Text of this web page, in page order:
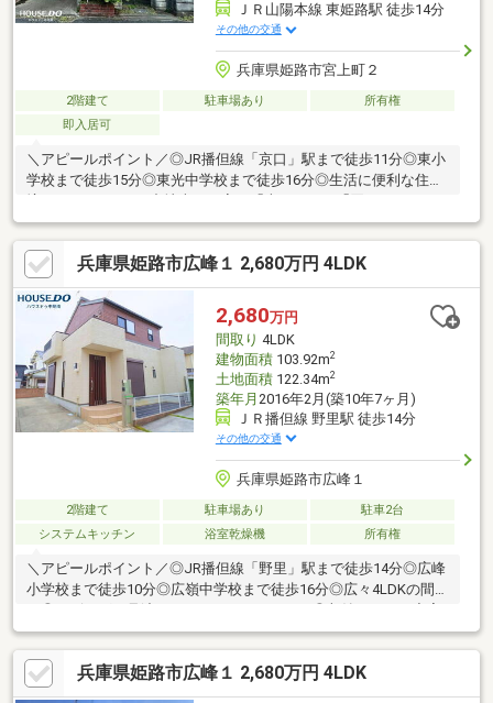
ＪＲ山陽本線 東姫路駅 徒歩14分
その他の交通
兵庫県姫路市宮上町２
2階建て 駐車場あり
所有権
即入居可
＼アピールポイント／◎JR播但線「京口」駅まで徒歩11分◎東小
学校まで徒歩15分◎東光中学校まで徒歩16分◎生活に便利な住環
いうお客様へ、豊富で鮮度の高い情報を迅速にお届けします。ロ
ーン返済計画や家計の見直し相談も可能ですので、ぜひご相談く
ださい！兵庫県姫路市広峰１ 2,680万円 4LDK
2,680万円
間取り 4LDK
建物面積103.92m2
土地面積122.34m2
築年月 2016年2月(築10年7ヶ月)
ＪＲ播但線 野里駅 徒歩14分
その他の交通
兵庫県姫路市広峰１
2階建て 駐車場あり
駐車2台
システムキッチン
浴室乾燥機 所有権
＼アピールポイント／◎JR播但線「野里」駅まで徒歩14分◎広峰
小学校まで徒歩10分◎広嶺中学校まで徒歩16分◎広々4LDKの間取
り◎リビングが見渡せるカウンターキッチン◎収納スペース充実
◎南向きで日当り良好■ハウスドゥ中地南は、家を「売りたい」
「買いたい」というお客様へ、豊富で鮮度の高い情報を迅速にお
届けします。ローン返済計画や家計の見直し相談も可能ですの
で、ぜひご相談ください！
兵庫県姫路市広峰１ 2,680万円 4LDK